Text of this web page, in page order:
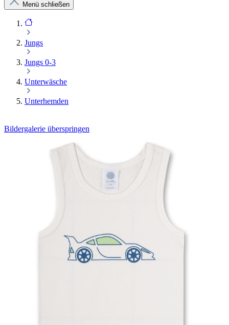
Menü schließen
Jungs
Jungs 0-3
Unterwäsche
Unterhemden
Bildergalerie überspringen